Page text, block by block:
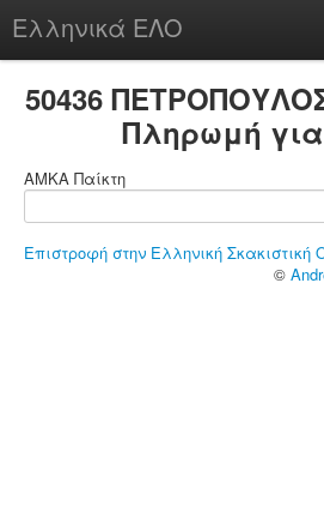
Ελληνικά ΕΛΟ
chesstu.be @ discord
50436
Πληρωμή για
ΑΜΚΑ Παίκτη
Επιστροφή στην Ελληνική Σκακιστική
©